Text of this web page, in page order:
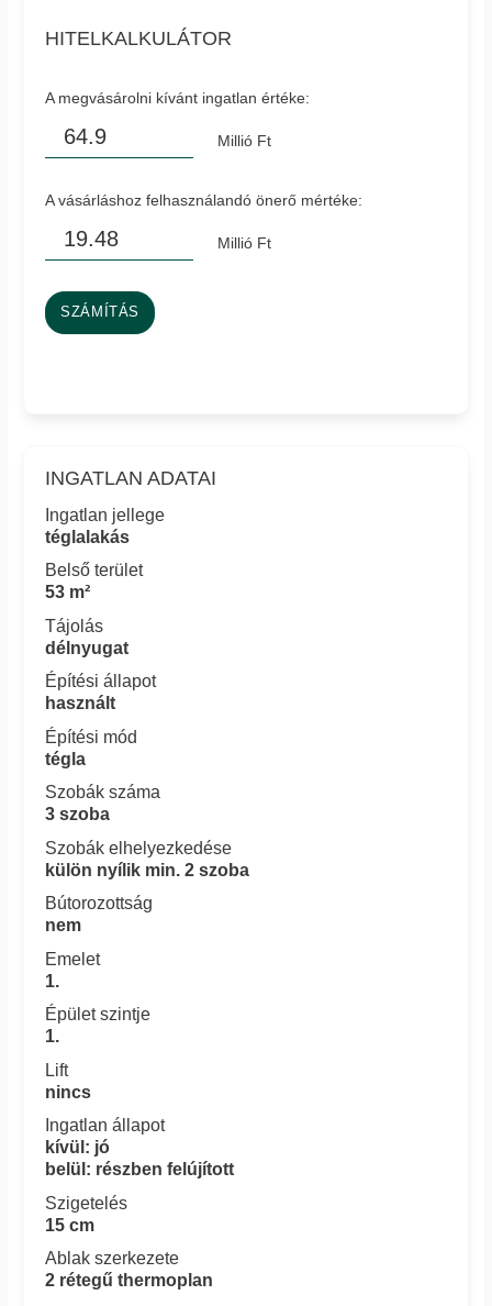
HITELKALKULÁTOR
A megvásárolni kívánt ingatlan értéke:
Millió Ft
A vásárláshoz felhasználandó önerő mértéke:
Millió Ft
SZÁMÍTÁS
INGATLAN ADATAI
Ingatlan jellege
téglalakás
Belső terület
53 m²
Tájolás
délnyugat
Építési állapot
használt
Építési mód
tégla
Szobák száma
3 szoba
Szobák elhelyezkedése
külön nyílik min. 2 szoba
Bútorozottság
nem
Emelet
1.
Épület szintje
1.
Lift
nincs
Ingatlan állapot
kívül: jó
belül: részben felújított
Szigetelés
15 cm
Ablak szerkezete
2 rétegű thermoplan